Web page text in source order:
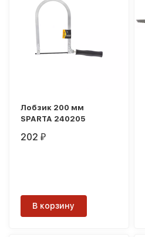
Лобзик 200 мм
SPARTA 240205
202₽
В корзину